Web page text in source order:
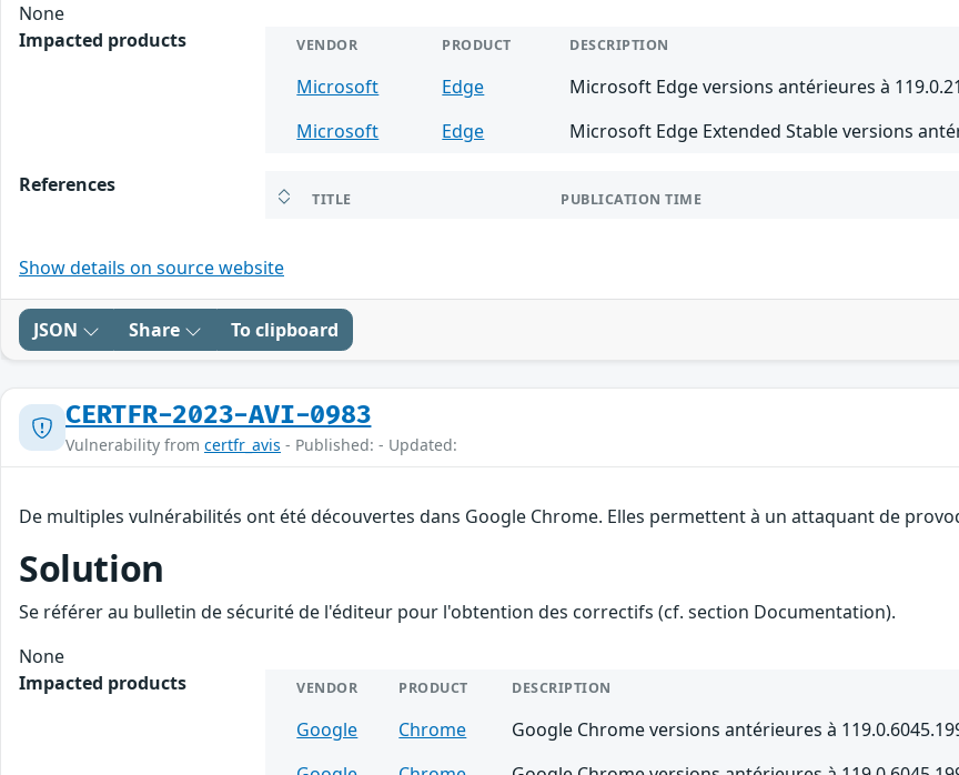
None
Impacted products
VENDOR PRODUCT DESCRIPTION
Microsoft Edge
Microsoft Edge versions antérieures à
Microsoft
Edge Microsoft Edge Extended Stable versions
References
TITLE PUBLICATION TIME
Show details on source website
JSON Share To clipboard
CERTFR-2023-AVI-0983
Vulnerability from certfr_avis - Published: - Updated:
De multiples vulnérabilités ont été découvertes dans Google Chrome. Elles permettent à un attaquant de
Solution
Se référer au bulletin de sécurité de l'éditeur pour l'obtention des correctifs (cf. section Documentation).
None
Impacted products
VENDOR PRODUCT DESCRIPTION
Google Chrome
Google Chrome versions antérieures à